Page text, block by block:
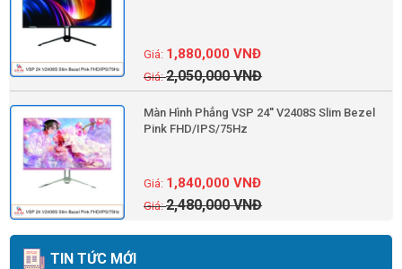
2,050,000VNĐ
1,880,000VNĐ
Màn Hình Phẳng VSP 24'' V2408S Slim Bezel
Pink FHD/IPS/75Hz
2,480,000VNĐ
1,840,000VNĐ
TIN TỨC MỚI